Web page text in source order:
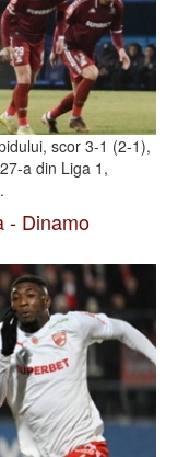
scor 3-1 (2-1),
a din Liga 1,
- Dinamo